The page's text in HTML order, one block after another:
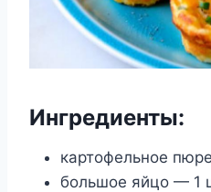
Ингредиенты:
картофельное
большое яйцо — 1